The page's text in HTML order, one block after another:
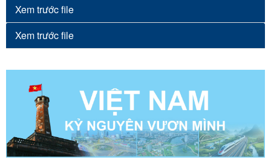
Xem trước file
Xem trước file